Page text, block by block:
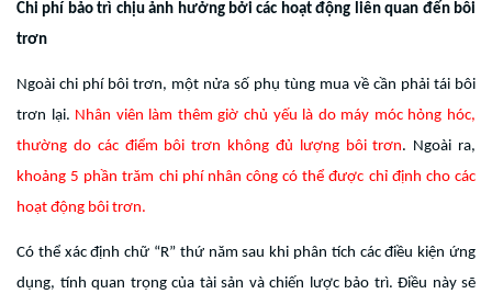
Chi phí bảo trì chịu ảnh hưởng bởi các hoạt động liên quan đến bôi
trơn
Ngoài chi phí bôi trơn, một nửa số phụ tùng mua về cần phải tái bôi
trơn lại. Nhân viên làm thêm giờ chủ yếu là do máy móc hỏng hóc,
thường do các điểm bôi trơn không đủ lượng bôi trơn. Ngoài ra,
khoảng 5 phần trăm chi phí nhân công có thể được chỉ định cho các
hoạt động bôi trơn.
Có thể xác định chữ “R” thứ năm sau khi phân tích các điều kiện ứng
dụng, tính quan trọng của tài sản và chiến lược bảo trì. Điều này sẽ